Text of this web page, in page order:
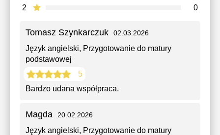
2 0
Tomasz Szynkarczuk 02.03.2026
Język angielski, Przygotowanie do matury
podstawowej
5
Bardzo udana współpraca.
Magda 20.02.2026
Język angielski, Przygotowanie do matury